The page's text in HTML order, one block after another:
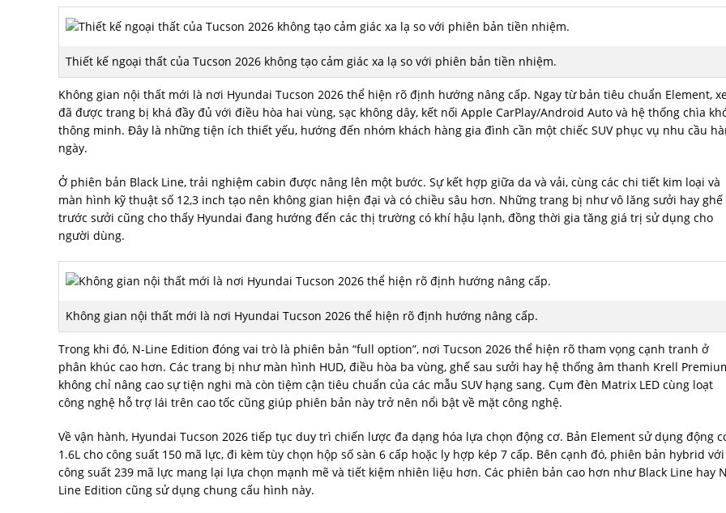
Thiết kế ngoại thất của Tucson 2026 không tạo cảm giác xa lạ so với phiên bản tiền nhiệm.
Không gian nội thất mới là nơi Hyundai Tucson 2026 thể hiện rõ định hướng nâng cấp. Ngay từ bản tiêu chuẩn Element,
đã được trang bị khá đầy đủ với điều hòa hai vùng, sạc không dây, kết nối Apple CarPlay/Android Auto và hệ thống chìa
thông minh. Đây là những tiện ích thiết yếu, hướng đến nhóm khách hàng gia đình cần một chiếc SUV phục vụ nhu cầu
ngày.
Ở phiên bản Black Line, trải nghiệm cabin được nâng lên một bước. Sự kết hợp giữa da và vải, cùng các chi tiết kim loại và
màn hình kỹ thuật số 12,3 inch tạo nên không gian hiện đại và có chiều sâu hơn. Những trang bị như vô lăng sưởi hay ghế
trước sưởi cũng cho thấy Hyundai đang hướng đến các thị trường có khí hậu lạnh, đồng thời gia tăng giá trị sử dụng cho
người dùng.
Không gian nội thất mới là nơi Hyundai Tucson 2026 thể hiện rõ định hướng nâng cấp.
Trong khi đó, N-Line Edition đóng vai trò là phiên bản “full option”, nơi Tucson 2026 thể hiện rõ tham vọng cạnh tranh ở
phân khúc cao hơn. Các trang bị như màn hình HUD, điều hòa ba vùng, ghế sau sưởi hay hệ thống âm thanh Krell
không chỉ nâng cao sự tiện nghi mà còn tiệm cận tiêu chuẩn của các mẫu SUV hạng sang. Cụm đèn Matrix LED cùng loạt
công nghệ hỗ trợ lái trên cao tốc cũng giúp phiên bản này trở nên nổi bật về mặt công nghệ.
Về vận hành, Hyundai Tucson 2026 tiếp tục duy trì chiến lược đa dạng hóa lựa chọn động cơ. Bản Element sử dụng động
1.6L cho công suất 150 mã lực, đi kèm tùy chọn hộp số sàn 6 cấp hoặc ly hợp kép 7 cấp. Bên cạnh đó, phiên bản hybrid với
công suất 239 mã lực mang lại lựa chọn mạnh mẽ và tiết kiệm nhiên liệu hơn. Các phiên bản cao hơn như Black Line hay
Line Edition cũng sử dụng chung cấu hình này.